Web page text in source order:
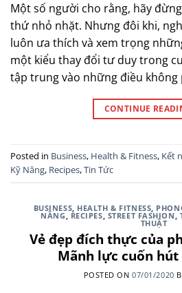
Một số người cho rằng, hãy
thứ nhỏ nhặt. Nhưng đôi khi,
luôn ưa thích và xem trọng
một kiểu thay đổi tư duy trong
tập trung vào những điều không
CONTINUE
Posted in Business, Health & Fitness, Kết
Kỹ Năng, Recipes,Tin Tức
BUSINESS, HEALTH & FITNESS,
NĂNG, RECIPES, STREET FASHION,
THUẬT
Vẻ đẹp đích thực của
Mãnh lực cuốn
POSTED ON07/01/2020